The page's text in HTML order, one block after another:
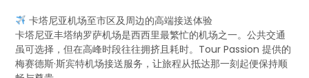
卡塔尼亚机场至市区及周边的高端接送体验
卡塔尼亚丰塔纳罗萨机场是西西里最繁忙的机场之一。公共交通
虽可选择，但在高峰时段往往拥挤且耗时。Tour Passion 提供的
梅赛德斯·斯宾特机场接送服务，让旅程从抵达那一刻起便保持顺